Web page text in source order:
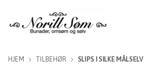
HJEM TILBEHØR SLIPS I SILKE MÅLSELV